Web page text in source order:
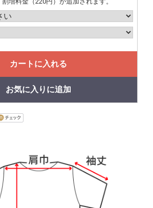
カートに入れる
お気に入りに追加